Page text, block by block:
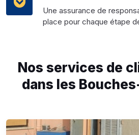
Une assurance de
place pour chaque étape
Nos services de
dans les